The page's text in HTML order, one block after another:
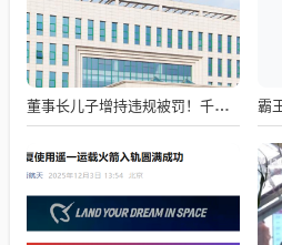
董事长儿子增持违规被罚！千红制药市值128亿，半年净赚2.58亿却踩雷信托5年